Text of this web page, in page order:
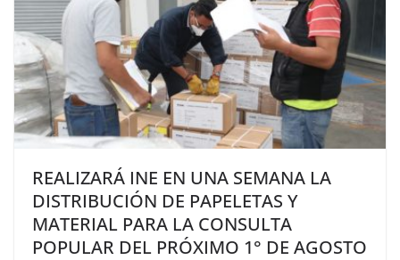
REALIZARÁ INE EN UNA SEMANA LA
DISTRIBUCIÓN DE PAPELETAS Y
MATERIAL PARA LA CONSULTA
POPULAR DEL PRÓXIMO 1° DE AGOSTO